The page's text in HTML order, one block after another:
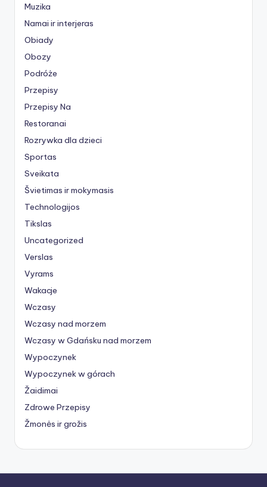
Muzika
Namai ir interjeras
Obiady
Obozy
Podróże
Przepisy
Przepisy Na
Restoranai
Rozrywka dla dzieci
Sportas
Sveikata
Švietimas ir mokymasis
Technologijos
Tikslas
Uncategorized
Verslas
Vyrams
Wakacje
Wczasy
Wczasy nad morzem
Wczasy w Gdańsku nad morzem
Wypoczynek
Wypoczynek w górach
Žaidimai
Zdrowe Przepisy
Žmonės ir grožis